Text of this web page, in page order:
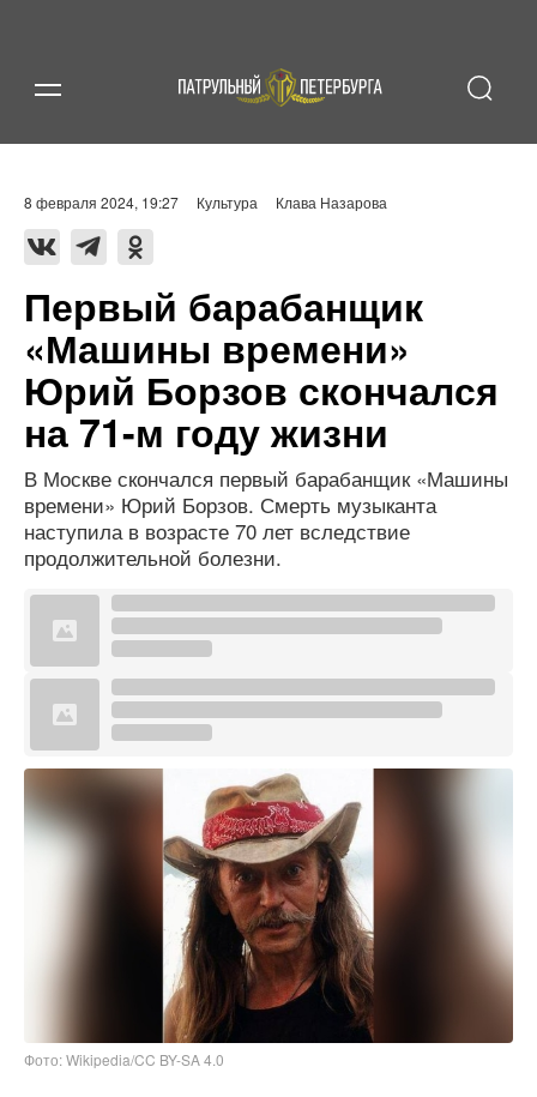
8 февраля 2024, 19:27 Культура Клава Назарова
Первый барабанщик
«Машины времени»
Юрий Борзов скончался
на 71-м году жизни
В Москве скончался первый барабанщик «Машины
времени» Юрий Борзов. Смерть музыканта
наступила в возрасте 70 лет вследствие
продолжительной болезни.
Фото: Wikipedia/CC BY-SA 4.0